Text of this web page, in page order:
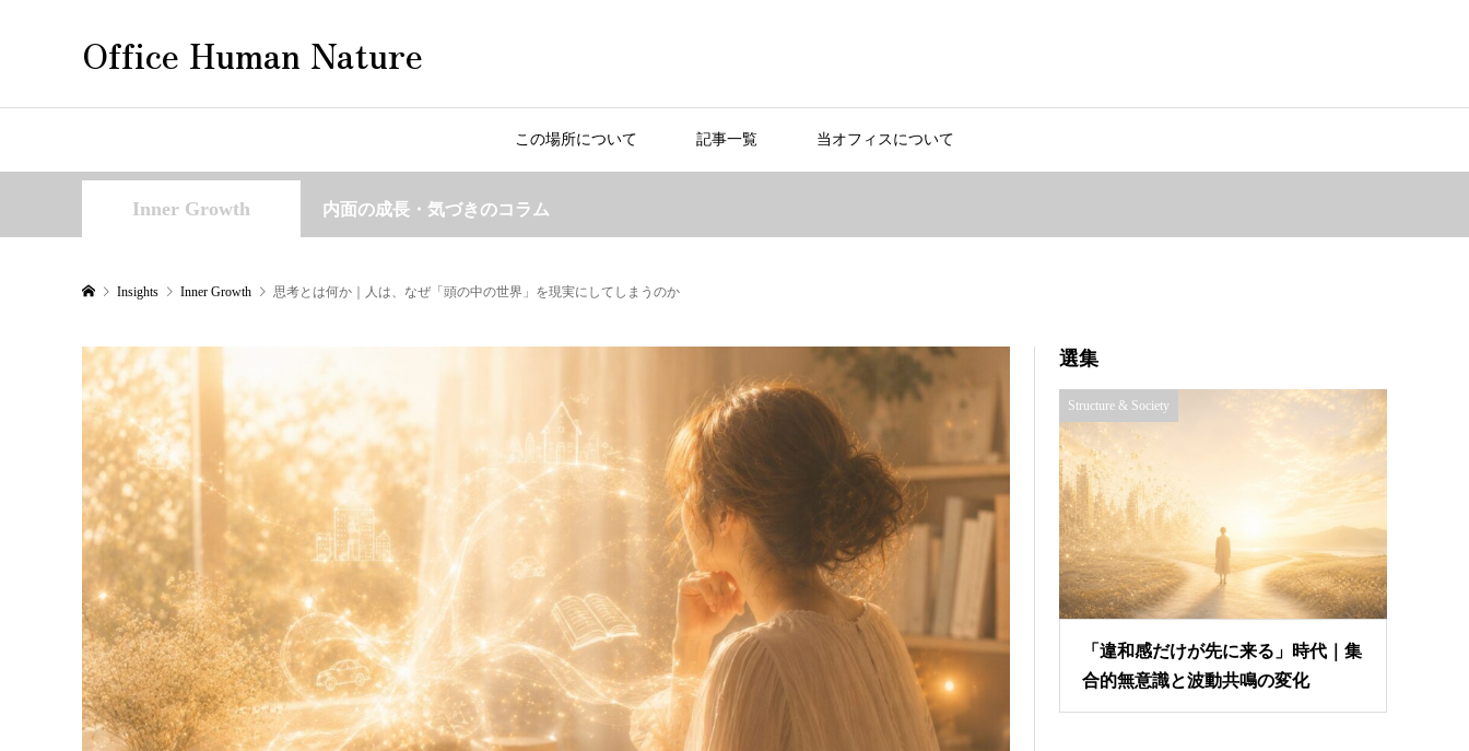
Office Human Nature
この場所について 記事一覧 当オフィスについて
Inner Growth 内面の成長・気づきのコラム
Insights Inner Growth 思考とは何か｜人は、なぜ「頭の中の世界」を現実にしてしまうのか
選集
Structure & Society
「違和感だけが先に来る」時代｜集
合的無意識と波動共鳴の変化